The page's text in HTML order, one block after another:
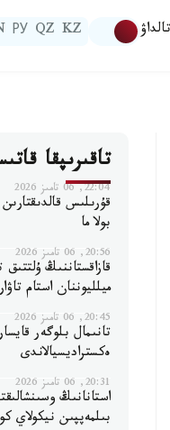
تالداۋ KZ
QZ
РУ
تاقىرىپقا
22:04, 06 تامىز 2026
قۇرىلىس
بولا ما
20:56, 06 تامىز 2026
ميلليوننان استام
20:45, 06 تامىز 2026
تانىمال بلوگەر
ەكستراديسيالاندى
20:31, 06 تامىز 2026
استانانىڭ
بىلمەپپىن نيكولاي